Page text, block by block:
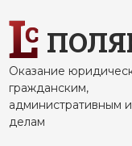
to
content
Оказание
гражданским,
административным
делам